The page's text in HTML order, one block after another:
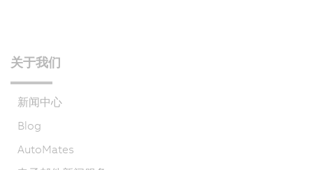
关于我们
新闻中心
Blog
AutoMates